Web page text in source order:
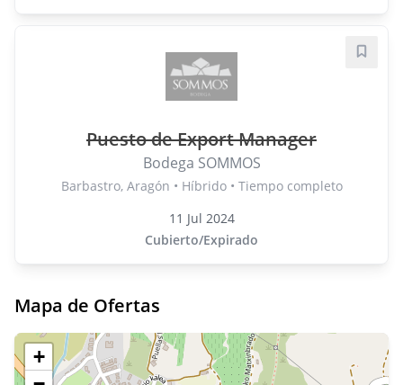
Puesto de Export Manager
Bodega SOMMOS
Barbastro, Aragón • Híbrido • Tiempo completo
11 Jul 2024
Cubierto/Expirado
Mapa de Ofertas
+